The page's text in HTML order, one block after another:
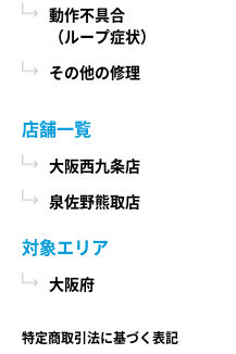
動作不具合
（ループ症状）
その他の修理
店舗一覧
大阪西九条店
泉佐野熊取店
対象エリア
大阪府
特定商取引法に基づく表記